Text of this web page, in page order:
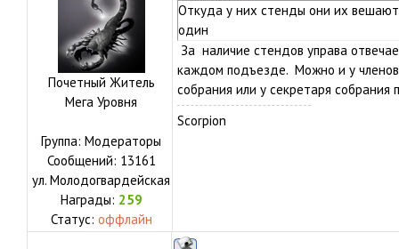
Почетный Житель
Мега Уровня
Группа: Модераторы
Сообщений: 13161
ул. Молодогвардейская
Награды: 259
Статус: оффлайн
Откуда у них стенды они их
один
За наличие стендов управа
каждом подъезде. Можно и у
собрания или у секретаря собрания
Scorpion